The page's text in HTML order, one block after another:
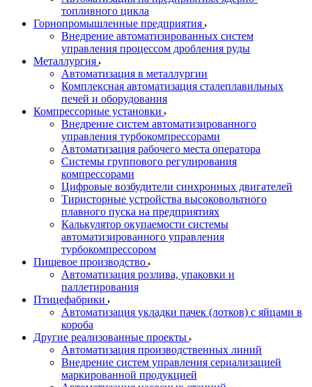
топливного цикла
Горнопромышленные предприятия
Внедрение автоматизированных систем
управления процессом дробления руды
Металлургия
Автоматизация в металлургии
Комплексная автоматизация сталеплавильных
печей и оборудования
Компрессорные установки
Внедрение систем автоматизированного
управления турбокомпрессорами
Автоматизация рабочего места оператора
Системы группового регулирования
компрессорами
Цифровые возбудители синхронных двигателей
Тиристорные устройства высоковольтного
плавного пуска на предприятиях
Калькулятор окупаемости системы
автоматизированного управления
турбокомпрессором
Пищевое производство
Автоматизация розлива, упаковки и
паллетирования
Птицефабрики
Автоматизация укладки пачек (лотков) с яйцами в
короба
Другие реализованные проекты
Автоматизация производственных линий
Внедрение систем управления сериализацией
маркированной продукцией